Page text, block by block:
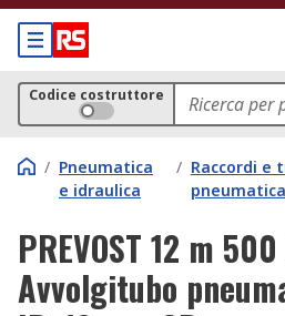
Codice costruttore
/ Pneumatica
e idraulica
/ Raccordi e
pneumatica
PREVOST 12 m
Avvolgitubo